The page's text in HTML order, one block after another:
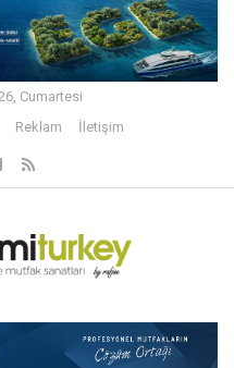
Cumartesi
Reklam İletişim